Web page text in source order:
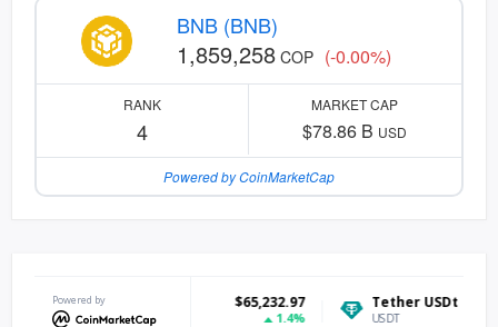
BNB (BNB)
1,859,258 COP (-0.00%)
RANK
4
MARKET CAP
$78.86 B USD
Powered by CoinMarketCap
Powered by
Bitcoin Tether USDt $0.999374
USDT